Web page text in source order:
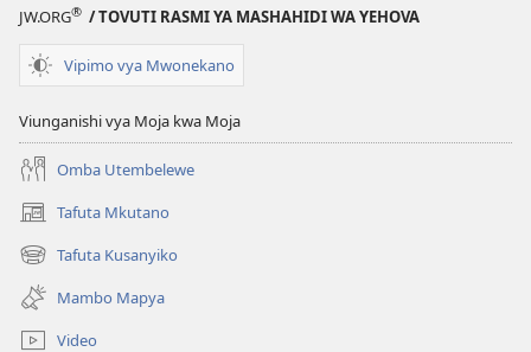
JW.ORG® / TOVUTI RASMI YA MASHAHIDI WA YEHOVA
Vipimo vya Mwonekano
Viunganishi vya Moja kwa Moja
Omba Utembelewe
Tafuta Mkutano
(opens
new
window)
Tafuta Kusanyiko
(opens
new
window)
Mambo Mapya
Video